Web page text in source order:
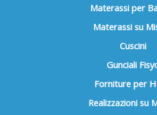
Materassi per
Materassi su
Cuscini
Gunciali
Forniture per
Realizzazioni su